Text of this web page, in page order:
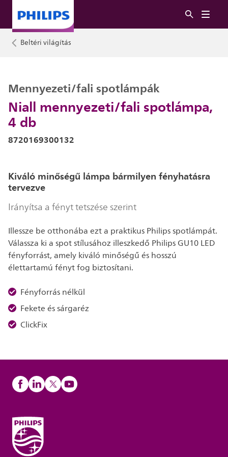
Beltéri világítás
Niall mennyezeti/fali spotlámpa,
4 db
Mennyezeti/fali spotlámpák
8720169300132
Kiváló minőségű lámpa bármilyen fényhatásra
tervezve
Irányítsa a fényt tetszése szerint
Illessze be otthonába ezt a praktikus Philips spotlámpát.
Válassza ki a spot stílusához illeszkedő Philips GU10 LED
fényforrást, amely kiváló minőségű és hosszú
élettartamú fényt fog biztosítani.
Fényforrás nélkül
Fekete és sárgaréz
ClickFix